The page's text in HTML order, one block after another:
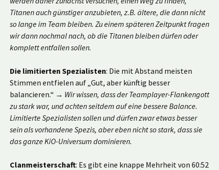
Titanen auch günstiger anzubieten, z.B. ältere, die dann nicht
so lange im Team bleiben. Zu einem späteren Zeitpunkt fragen
wir dann nochmal nach, ob die Titanen bleiben dürfen oder
komplett entfallen sollen.
Die limitierten Spezialisten: Die mit Abstand meisten
Stimmen entfielen auf „Gut, aber künftig besser
balancieren.“ → Wir wissen, dass der Teamplayer-Flankengott
zu stark war, und achten seitdem auf eine bessere Balance.
Limitierte Spezialisten sollen und dürfen zwar etwas besser
sein als vorhandene Spezis, aber eben nicht so stark, dass sie
das ganze KiO-Universum dominieren.
Clanmeisterschaft: Es gibt eine knappe Mehrheit von 60:52